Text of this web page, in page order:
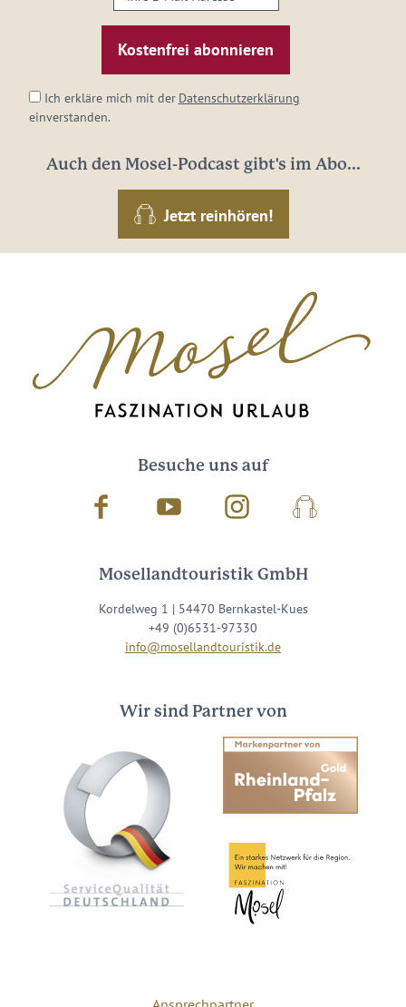
E-
Mail-
Adresse:
Ich erkläre mich mit der Datenschutzerklärung
einverstanden.
Auch den Mosel-Podcast gibt's im Abo...
Jetzt reinhören!
Besuche uns auf
Facebook Youtube InstagramPodcast
Mosellandtouristik GmbH
Kordelweg 1 | 54470 Bernkastel-Kues
+49 (0)6531-97330
info@mosellandtouristik.de
Wir sind Partner von